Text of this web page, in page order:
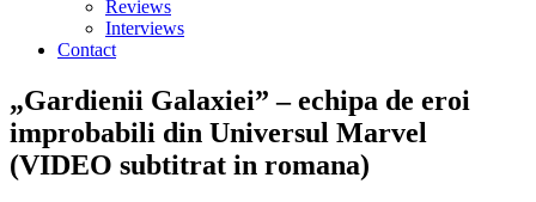
Reviews
Interviews
Contact
„Gardienii Galaxiei” – echipa de eroi
improbabili din Universul Marvel
(VIDEO subtitrat in romana)